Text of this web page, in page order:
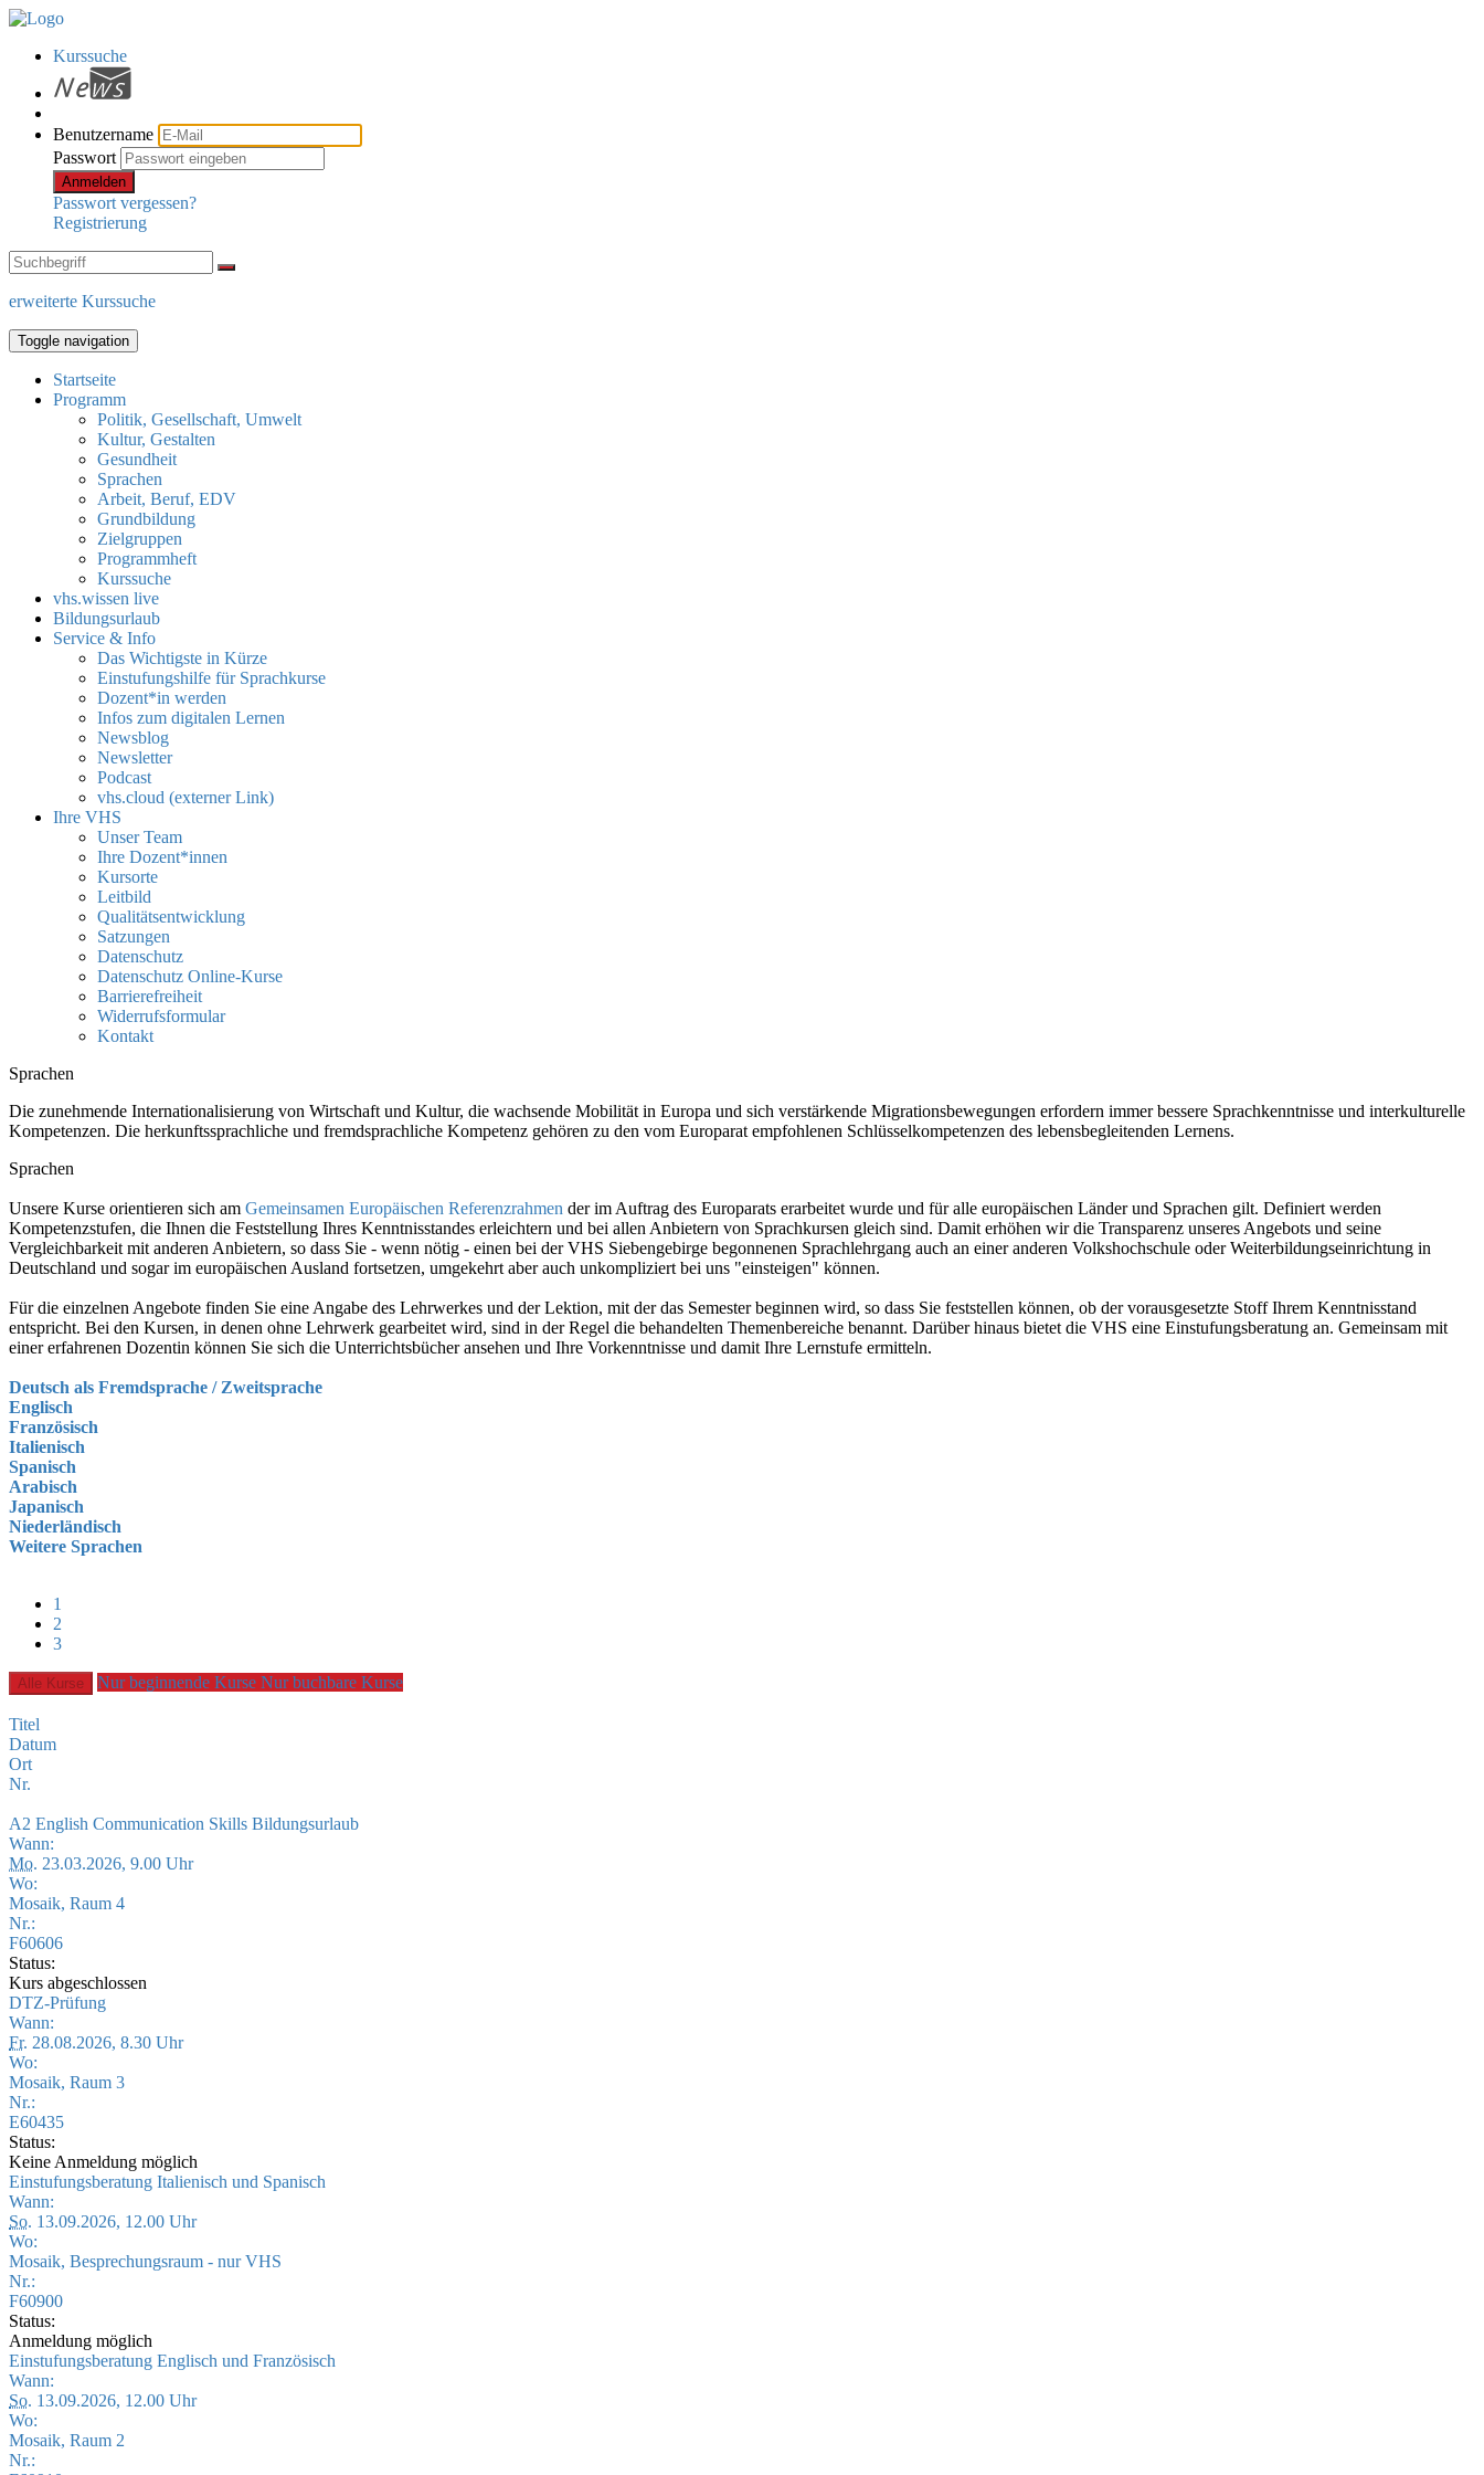
Kurssuche
Benutzername
Passwort
Anmelden
Passwort vergessen?
Registrierung
erweiterte Kurssuche
Toggle navigation
Startseite
Programm
Politik, Gesellschaft, Umwelt
Kultur, Gestalten
Gesundheit
Sprachen
Arbeit, Beruf, EDV
Grundbildung
Zielgruppen
Programmheft
Kurssuche
vhs.wissen live
Bildungsurlaub
Service & Info
Das Wichtigste in Kürze
Einstufungshilfe für Sprachkurse
Dozent*in werden
Infos zum digitalen Lernen
Newsblog
Newsletter
Podcast
vhs.cloud (externer Link)
Ihre VHS
Unser Team
Ihre Dozent*innen
Kursorte
Leitbild
Qualitätsentwicklung
Satzungen
Datenschutz
Datenschutz Online-Kurse
Barrierefreiheit
Widerrufsformular
Kontakt
Sprachen
Die zunehmende Internationalisierung von Wirtschaft und Kultur, die wachsende Mobilität in Europa und sich verstärkende Migrationsbewegungen erfordern immer bessere Sprachkenntnisse und interkulturelle
Kompetenzen. Die herkunftssprachliche und fremdsprachliche Kompetenz gehören zu den vom Europarat empfohlenen Schlüsselkompetenzen des lebensbegleitenden Lernens.
Sprachen
Unsere Kurse orientieren sich am Gemeinsamen Europäischen Referenzrahmen der im Auftrag des Europarats erarbeitet wurde und für alle europäischen Länder und Sprachen gilt. Definiert werden
Kompetenzstufen, die Ihnen die Feststellung Ihres Kenntnisstandes erleichtern und bei allen Anbietern von Sprachkursen gleich sind. Damit erhöhen wir die Transparenz unseres Angebots und seine
Vergleichbarkeit mit anderen Anbietern, so dass Sie - wenn nötig - einen bei der VHS Siebengebirge begonnenen Sprachlehrgang auch an einer anderen Volkshochschule oder Weiterbildungseinrichtung in
Deutschland und sogar im europäischen Ausland fortsetzen, umgekehrt aber auch unkompliziert bei uns "einsteigen" können.
Für die einzelnen Angebote finden Sie eine Angabe des Lehrwerkes und der Lektion, mit der das Semester beginnen wird, so dass Sie feststellen können, ob der vorausgesetzte Stoff Ihrem Kenntnisstand
entspricht. Bei den Kursen, in denen ohne Lehrwerk gearbeitet wird, sind in der Regel die behandelten Themenbereiche benannt. Darüber hinaus bietet die VHS eine Einstufungsberatung an. Gemeinsam mit
einer erfahrenen Dozentin können Sie sich die Unterrichtsbücher ansehen und Ihre Vorkenntnisse und damit Ihre Lernstufe ermitteln.
Deutsch als Fremdsprache / Zweitsprache
Englisch
Französisch
Italienisch
Spanisch
Arabisch
Japanisch
Niederländisch
Weitere Sprachen
1
2
3
Alle Kurse Nur beginnende Kurse Nur buchbare Kurse
Titel
Datum
Ort
Nr.
A2 English Communication Skills Bildungsurlaub
Wann:
Mo. 23.03.2026, 9.00 Uhr
Wo:
Mosaik, Raum 4
Nr.:
F60606
Status:
Kurs abgeschlossen
DTZ-Prüfung
Wann:
Fr. 28.08.2026, 8.30 Uhr
Wo:
Mosaik, Raum 3
Nr.:
E60435
Status:
Keine Anmeldung möglich
Einstufungsberatung Italienisch und Spanisch
Wann:
So. 13.09.2026, 12.00 Uhr
Wo:
Mosaik, Besprechungsraum - nur VHS
Nr.:
F60900
Status:
Anmeldung möglich
Einstufungsberatung Englisch und Französisch
Wann:
So. 13.09.2026, 12.00 Uhr
Wo:
Mosaik, Raum 2
Nr.: